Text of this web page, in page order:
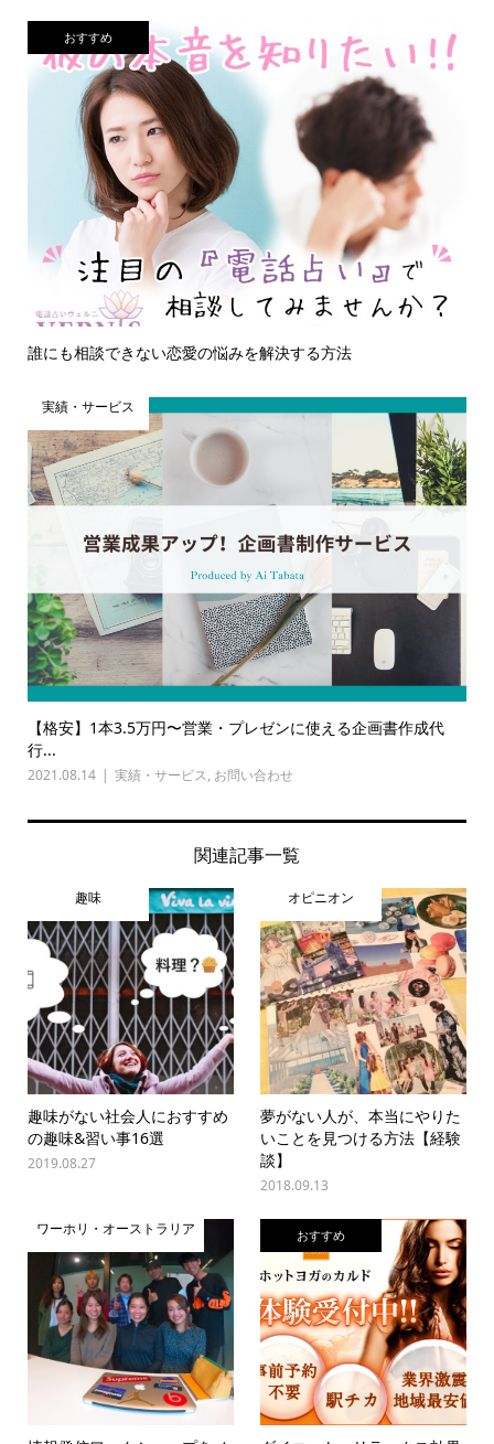
おすすめ
誰にも相談できない恋愛の悩みを解決する方法
実績・サービス
【格安】1本3.5万円〜営業・プレゼンに使える企画書作成代
行...
2021.08.14 実績・サービス, お問い合わせ
関連記事一覧
趣味
趣味がない社会人におすすめ
の趣味&習い事16選
2019.08.27
オピニオン
夢がない人が、本当にやりた
いことを見つける方法【経験
談】
2018.09.13
ワーホリ・オーストラリア おすすめ